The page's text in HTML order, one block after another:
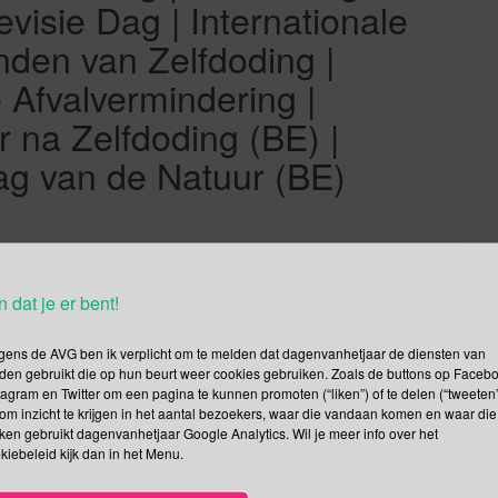
dat je er bent!
de AVG ben ik verplicht om te melden dat dagenvanhetjaar de diensten van
gebruikt die op hun beurt weer cookies gebruiken. Zoals de buttons op
en Twitter om een pagina te kunnen promoten (“liken”) of te delen
inzicht te krijgen in het aantal bezoekers, waar die vandaan komen en waar
gebruikt dagenvanhetjaar Google Analytics. Wil je meer info over het
kijk dan in het Menu.
Dag | Internationale
van Zelfdoding |
|
na Zelfdoding (BE) |
van de Natuur (BE)
Day) is ontstaan als een reactie op het conflict tussen
genoemd. Waarom was er oorlog? Op de Joodse feestdag
Israël aan. Dat deden ze om eerder verloren gebieden […]
Lees verder